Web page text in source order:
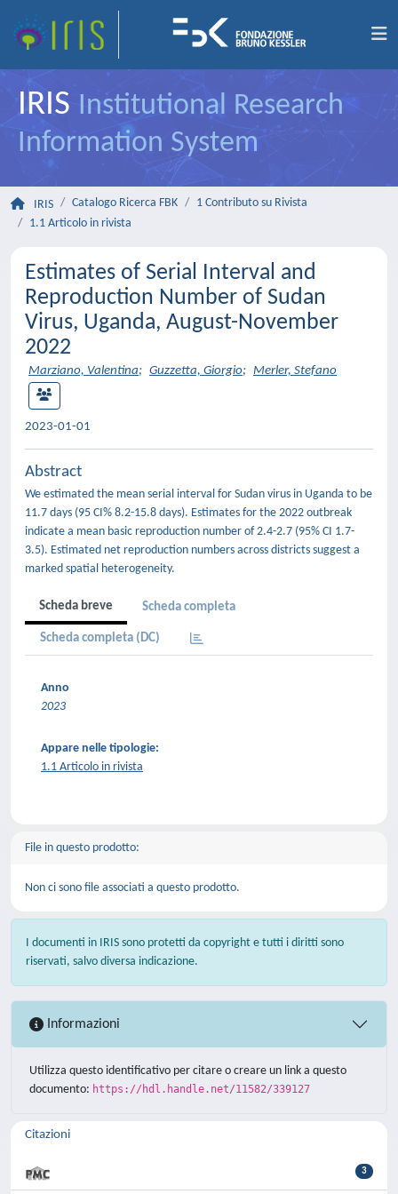
IRIS Institutional Research
Information System
IRIS Catalogo Ricerca FBK
1 Contributo su Rivista
1.1 Articolo in rivista
Estimates of Serial Interval and
Reproduction Number of Sudan
Virus, Uganda, August-November
2022
Marziano, Valentina; Guzzetta, Giorgio; Merler, Stefano
2023-01-01
Abstract
We estimated the mean serial interval for Sudan virus in Uganda to be
11.7 days (95 CI% 8.2-15.8 days). Estimates for the 2022 outbreak
indicate a mean basic reproduction number of 2.4-2.7 (95% CI 1.7-
3.5). Estimated net reproduction numbers across districts suggest a
marked spatial heterogeneity.
Scheda breve Scheda completa
Scheda completa (DC)
Anno
2023
Appare nelle tipologie:
1.1 Articolo in rivista
File in questo prodotto:
Non ci sono file associati a questo prodotto.
I documenti in IRIS sono protetti da copyright e tutti i diritti sono
riservati, salvo diversa indicazione.
Informazioni
Utilizza questo identificativo per citare o creare un link a questo
documento: https://hdl.handle.net/11582/339127
Citazioni
3